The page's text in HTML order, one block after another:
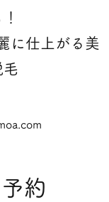
に仕上がる美
毛
約